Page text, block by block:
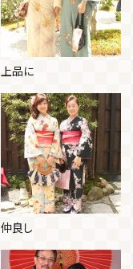
上品に
仲良し